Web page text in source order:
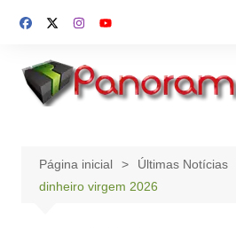
para
conteúdo
Página inicial
Últimas Notícias
dinheiro virgem 2026